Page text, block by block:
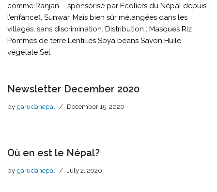
comme Ranjan – sponsorisé par Ecoliers du Népal depuis
l’enfance), Sunwar. Mais bien sûr mélangées dans les
villages, sans discrimination. Distribution : Masques Riz
Pommes de terre Lentilles Soya beans Savon Huile
végétale Sel.
Newsletter December 2020
by garudanepal December 15, 2020
Où en est le Népal?
by garudanepal July 2, 2020